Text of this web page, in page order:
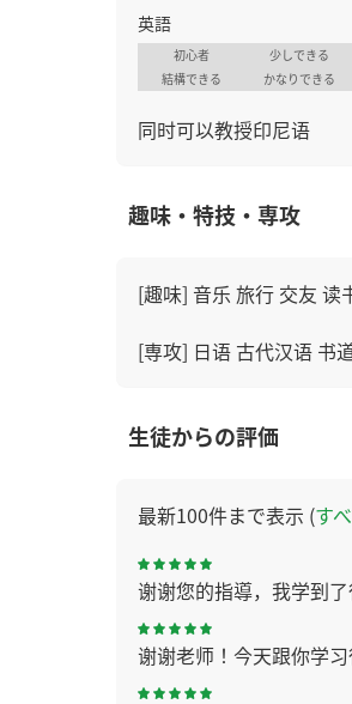
英語
初心者 少しできる
結構できる
かなりできる
同时可以教授印尼语
趣味・特技・専攻
[趣味] 音乐 旅行 交友 读
[専攻] 日语 古代汉语 书
生徒からの評価
最新100件まで表示 (す
谢谢您的指導，我学到了
谢谢老师！今天跟你学习